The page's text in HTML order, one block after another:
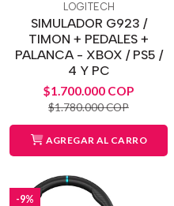
LOGITECH
SIMULADOR G923 /
TIMON + PEDALES +
PALANCA - XBOX / PS5 /
4 Y PC
$1.700.000 COP
$1.780.000 COP
AGREGAR AL CARRO
-9%